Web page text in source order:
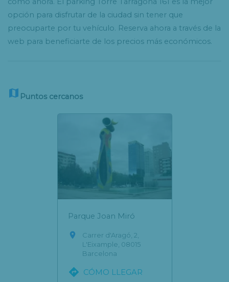
opción para disfrutar de la ciudad sin tener que
preocuparte por tu vehículo. Reserva ahora a través de la
web para beneficiarte de los precios más económicos.
 Puntos cercanos
Parque Joan Miró

Carrer d'Aragó, 2,
L'Eixample, 08015
Barcelona
 CÓMO LLEGAR